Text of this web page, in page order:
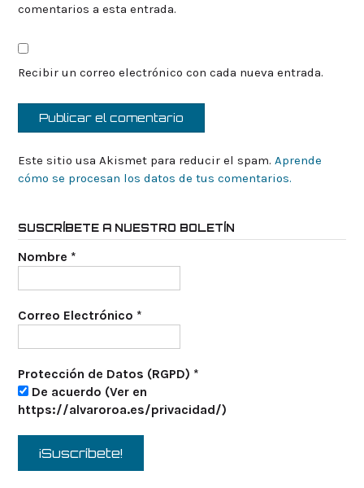
comentarios a esta entrada.
Recibir un correo electrónico con cada nueva entrada.
Este sitio usa Akismet para reducir el spam. Aprende
cómo se procesan los datos de tus comentarios.
SUSCRÍBETE A NUESTRO BOLETÍN
Nombre *
Correo Electrónico *
Protección de Datos (RGPD) *
De acuerdo (Ver en
https://alvaroroa.es/privacidad/)